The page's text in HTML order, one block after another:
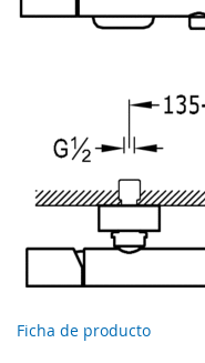
Ficha de producto